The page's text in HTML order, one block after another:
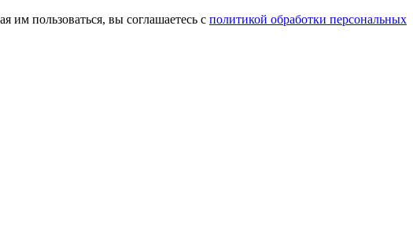
пользоваться, вы соглашаетесь с политикой обработки персональных